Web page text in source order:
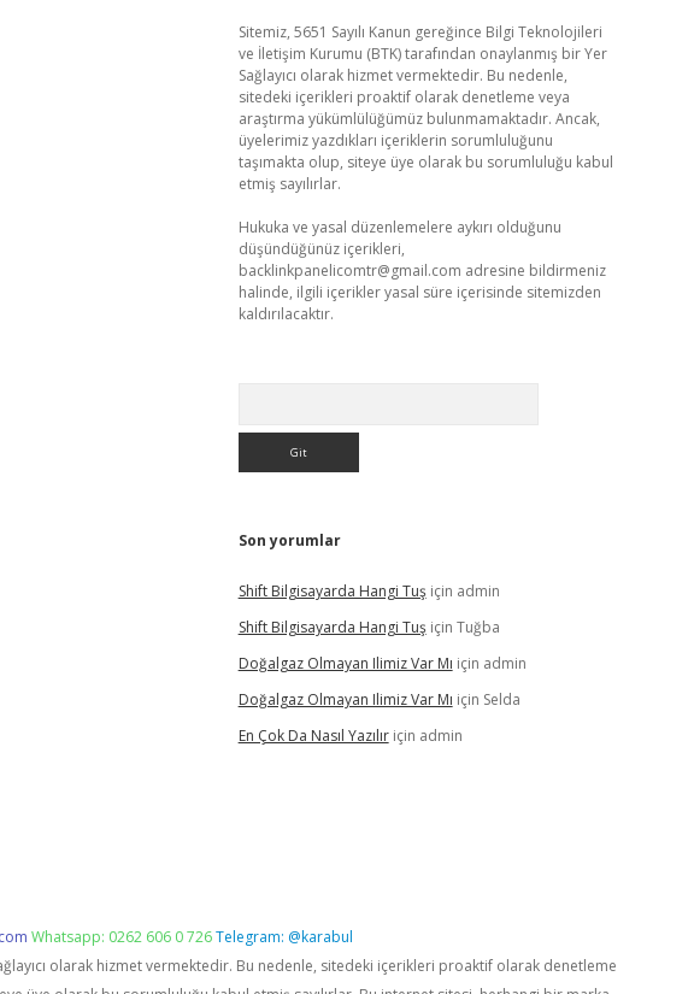
Sitemiz, 5651 Sayılı Kanun gereğince Bilgi Teknolojileri
ve İletişim Kurumu (BTK) tarafından onaylanmış bir Yer
Sağlayıcı olarak hizmet vermektedir. Bu nedenle,
sitedeki içerikleri proaktif olarak denetleme veya
araştırma yükümlülüğümüz bulunmamaktadır. Ancak,
üyelerimiz yazdıkları içeriklerin sorumluluğunu
taşımakta olup, siteye üye olarak bu sorumluluğu kabul
etmiş sayılırlar.
Hukuka ve yasal düzenlemelere aykırı olduğunu
düşündüğünüz içerikleri,
backlinkpanelicomtr@gmail.com adresine bildirmeniz
halinde, ilgili içerikler yasal süre içerisinde sitemizden
kaldırılacaktır.
Son yorumlar
Shift Bilgisayarda Hangi Tuşiçin admin
Shift Bilgisayarda Hangi Tuşiçin Tuğba
Doğalgaz Olmayan Ilimiz Var Mı için admin
Doğalgaz Olmayan Ilimiz Var Mı için Selda
En Çok Da Nasıl Yazılıriçin admin
Whatsapp: 0262 606 0 726Telegram: @karabul
olarak hizmet vermektedir. Bu nedenle, sitedeki içerikleri proaktif olarak denetleme